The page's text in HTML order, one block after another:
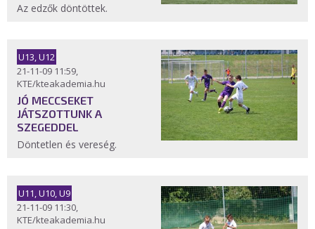
Az edzők döntöttek.
U13, U12
21-11-09 11:59,
KTE/kteakademia.hu
JÓ MECCSEKET
JÁTSZOTTUNK A
SZEGEDDEL
Döntetlen és vereség.
U11, U10, U9
21-11-09 11:30,
KTE/kteakademia.hu